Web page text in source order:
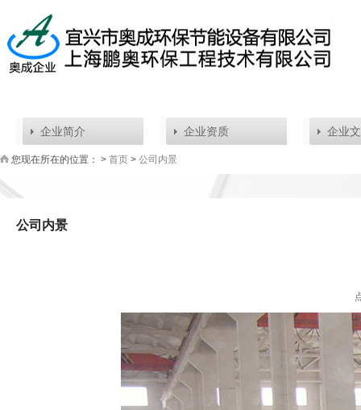
企业简介 企业资质 企业
您现在所在的位置： > 首页 > 公司内景
公司内景